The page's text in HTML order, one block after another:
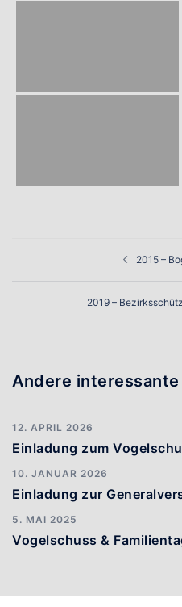
2015 –
2019 –
Andere
12. APRIL 2026
Einladung zum
10. JANUAR 2026
Einladung zur
5. MAI 2025
Vogelschuss &